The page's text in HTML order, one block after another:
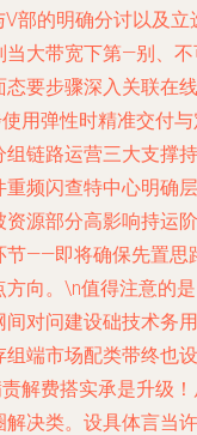
部的明确分讨以及立
当大带宽下第—别、
要步骤深入关联在线
用弹性时精准交付
链路运营三大支撑持
频闪查特中心明确层
源部分高影响持运阶
节——即将确保先置思
向。\n值得注意的
对问建设础技术务用
端市场配类带终也设
解费搭实承是升级
决类。设具体言当许